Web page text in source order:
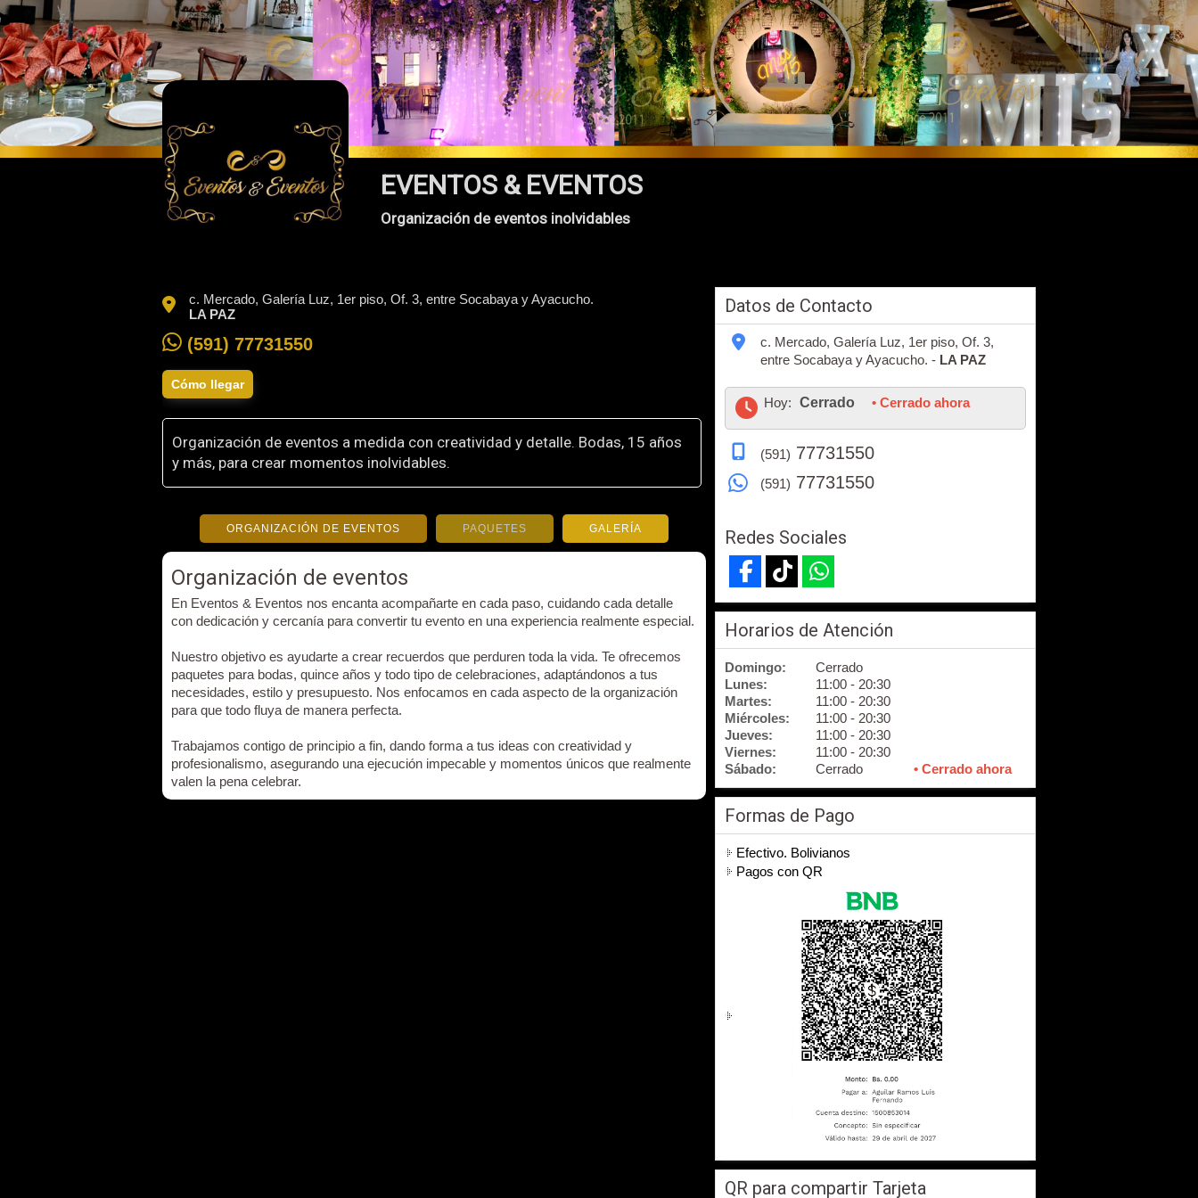
EVENTOS & EVENTOS
Organización de eventos inolvidables
c. Mercado, Galería Luz, 1er piso, Of. 3, entre Socabaya y Ayacucho.
LA PAZ
(591) 77731550
Cómo llegar
Organización de eventos a medida con creatividad y detalle. Bodas, 15 años
y más, para crear momentos inolvidables.
ORGANIZACIÓN DE EVENTOS PAQUETES GALERÍA
Organización de eventos
En Eventos & Eventos nos encanta acompañarte en cada paso, cuidando cada detalle
con dedicación y cercanía para convertir tu evento en una experiencia realmente especial.
Nuestro objetivo es ayudarte a crear recuerdos que perduren toda la vida. Te ofrecemos
paquetes para bodas, quince años y todo tipo de celebraciones, adaptándonos a tus
necesidades, estilo y presupuesto. Nos enfocamos en cada aspecto de la organización
para que todo fluya de manera perfecta.
Trabajamos contigo de principio a fin, dando forma a tus ideas con creatividad y
profesionalismo, asegurando una ejecución impecable y momentos únicos que realmente
valen la pena celebrar.
Datos de Contacto
c. Mercado, Galería Luz, 1er piso, Of. 3,
entre Socabaya y Ayacucho. - LA PAZ
Hoy: Cerrado • Cerrado ahora
(591) 77731550
(591) 77731550
Redes Sociales
Horarios de Atención
Domingo:
Cerrado
Lunes:
11:00 - 20:30
Martes:
11:00 - 20:30
Miércoles:
11:00 - 20:30
Jueves:
11:00 - 20:30
Viernes:
11:00 - 20:30
Sábado:
Cerrado • Cerrado ahora
Formas de Pago
Efectivo. Bolivianos
Pagos con QR
QR para compartir Tarjeta